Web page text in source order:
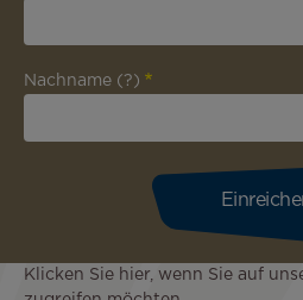
Nachname (?)
Klicken Sie hier, wenn Sie auf